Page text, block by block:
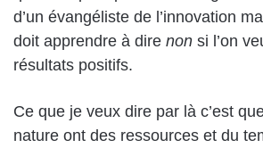
d’un évangéliste de l’innovation
doit apprendre à dire non si l’on
résultats positifs.
Ce que je veux dire par là c’est
nature ont des ressources et du